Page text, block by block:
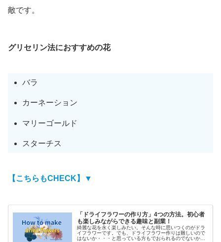
敵です。
グリセリン法におすすめの花
バラ
カーネーション
マリーゴールド
スターチス
【こちらもCHECK】▼
「ドライフラワーの作り方」4つの方法。初心者
も楽しみながらできる趣味と副業！
綺麗な花を永く楽しみたい。そんな時に思いつくのがドラ
イフラワーです。でも、ドライフラワー作りは難しいので
はないか・・・と思っている方もでおられるのでないかと